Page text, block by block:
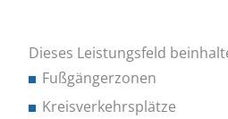
Dieses Leistungsfeld
Fußgängerzonen
Kreisverkehrsplätze